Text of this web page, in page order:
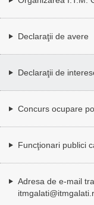
Declaraţii de avere
Declaraţii de
Concurs ocupare
Funcţionari publici
Adresa de e-mail